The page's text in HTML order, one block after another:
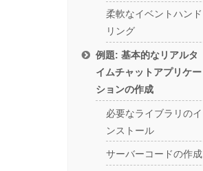
柔軟なイベントハンド
リング
例題: 基本的なリアルタ
イムチャットアプリケー
ションの作成
必要なライブラリのイ
ンストール
サーバーコードの作成